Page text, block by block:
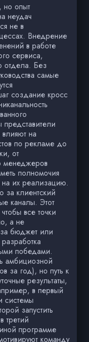
но опыт
неудач
не в
Внедрение
в работе
сервиса,
отдела. Без
самые
создание кросс
на
по рекламе до
от
менеджеров
полномочия
их реализацию.
за клиентский
каналы. Этот
все точки
а не
бюджет или
победами.
амбициозной
за год), но путь к
результаты,
в первый
системы
запустить
третий
программе
команду